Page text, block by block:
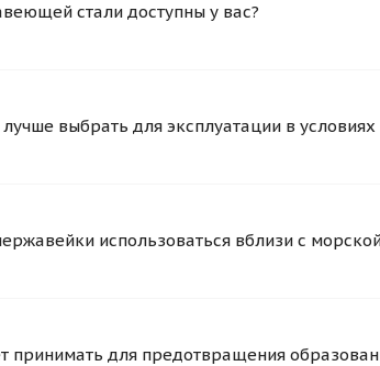
стали доступны у вас?
выбрать для эксплуатации в
использоваться вблизи с
принимать для предотвращения